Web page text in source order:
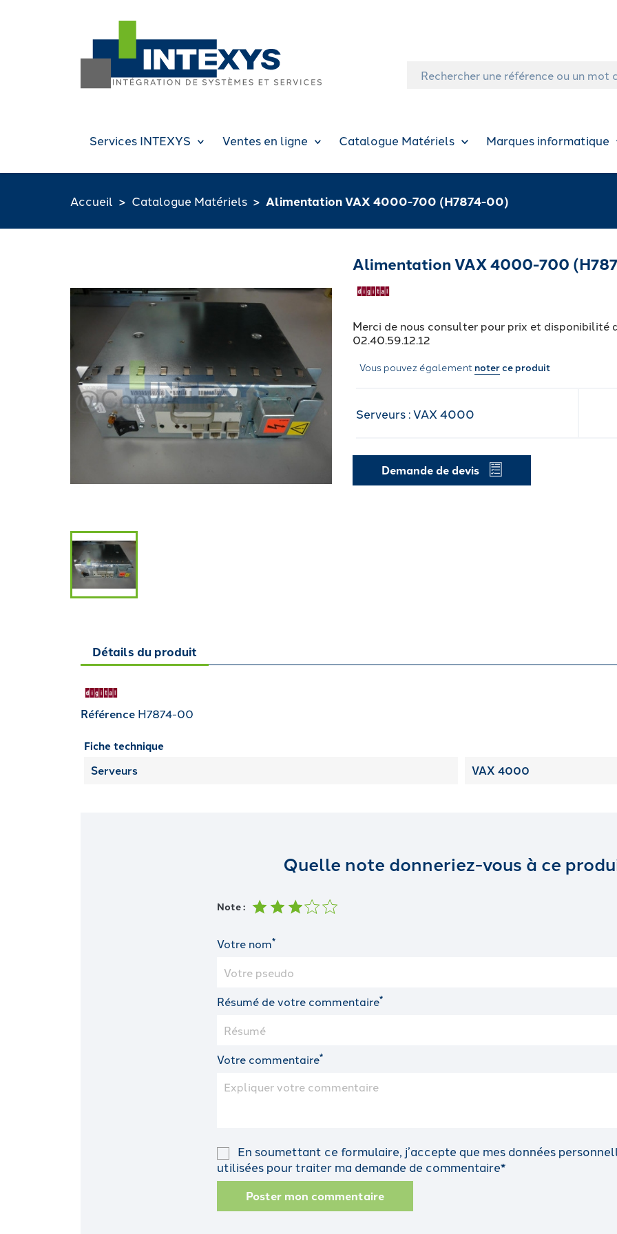
Services INTEXYS Ventes en ligne Catalogue Matériels Marques informatique
Accueil Catalogue Matériels Alimentation VAX 4000-700 (H7874-00)
Alimentation VAX 4000-700
Merci de nous consulter pour prix et disponibilité
02.40.59.12.12
Vous pouvez également noterce produit
Serveurs : VAX 4000
Demande de devis
Détails du produit
Référence H7874-00
Fiche technique
Serveurs VAX 4000
Quelle note donneriez-vous à ce
Note :
Votre nom*
Résumé de votre commentaire*
Votre commentaire*
En soumettant ce formulaire, j’accepte que mes données
utilisées pour traiter ma demande de commentaire*
Poster mon commentaire